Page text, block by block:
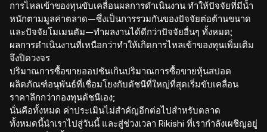
การไหลเข้าของทุนขับเคลื่อนผลการดำเนินงาน ทำให้ปัจจัยที่มีน้ำ
หนักตามมูลค่าตลาด—ซึ่งเป็นการรวมกันของปัจจัยต่อต้านขนาด
และปัจจัยโมเมนตัม—ทำผลงานได้ดีกว่าปัจจัยอื่นๆ ทั้งหมด;
ผลการดำเนินงานที่เหนือกว่าทำให้เกิดการไหลเข้าของทุนเพิ่มเติม
จึงปิดวงจร
ปริมาณการซื้อขายออปชันเกินปริมาณการซื้อขายหุ้นสปอต
ผลิตภัณฑ์อนุพันธ์ที่เชื่อมโยงกับดัชนีที่ใหญ่ที่สุดเริ่มขับเคลื่อน
ราคาลึกกว่ากองทุนดัชนีเอง;
นั่นคือทั้งหมด ค่าประเมินไม่สำคัญอีกต่อไปสำหรับตลาด
ทั้งหมดนี้นำเราไปสู่วันนี้ และสู่ช่วงเวลา Rikishi ที่เรากำลังเผชิญอยู่